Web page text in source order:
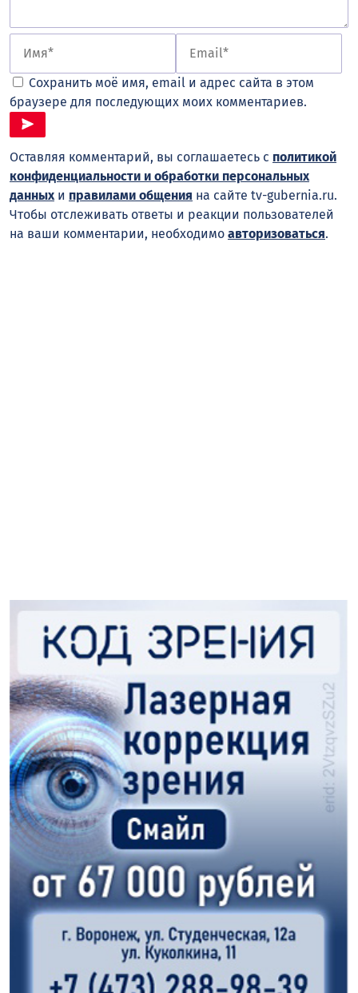
Сохранить моё имя, email и адрес сайта в этом
браузере для последующих моих комментариев.
Оставляя комментарий, вы соглашаетесь с политикой
конфиденциальности и обработки персональных
данных и правилами общения на сайте tv-gubernia.ru.
Чтобы отслеживать ответы и реакции пользователей
на ваши комментарии, необходимо авторизоваться.